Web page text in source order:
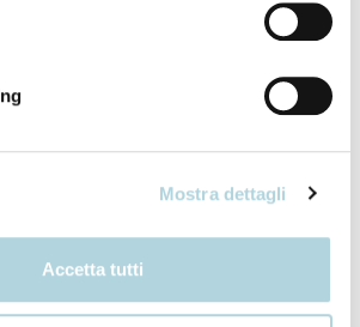
Mostra dettagli
Accetta tutti